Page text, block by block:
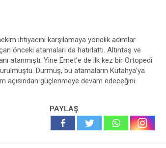
ihtiyacını karşılamaya yönelik adımlar
önceki atamaları da hatırlattı. Altıntaş ve
atanmıştı. Yine Emet’e de ilk kez bir Ortopedi
Durmuş, bu atamaların Kütahya’ya
açısından güçlenmeye devam edeceğini
PAYLAŞ